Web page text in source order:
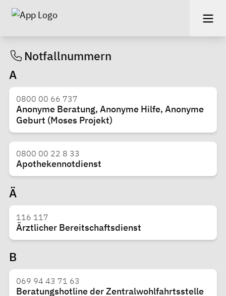
Notfallnummern
A
0800 00 66 737
Anonyme Beratung, Anonyme Hilfe, Anonyme
Geburt (Moses Projekt)
0800 00 22 8 33
Apothekennotdienst
Ä
116 117
Ärztlicher Bereitschaftsdienst
B
069 94 43 71 63
Beratungshotline der Zentralwohlfahrtsstelle